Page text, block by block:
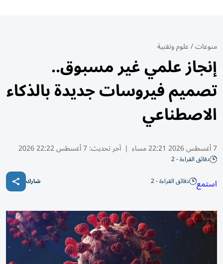
منوعات/علوم وتقنية
إنجاز علمي غير مسبوق..
تصميم فيروسات جديدة بالذكاء
الاصطناعي
7 أغسطس 2026 22:21 مساء | آخر تحديث:7 أغسطس 22:22 2026
دقائق القراءة - 2
استمع دقائق القراءة - 2 شارك